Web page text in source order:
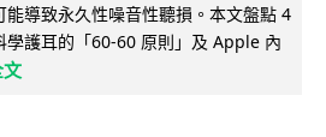
導致永久性噪音性聽損。本文盤點 4
學護耳的「60-60 原則」及 Apple 內